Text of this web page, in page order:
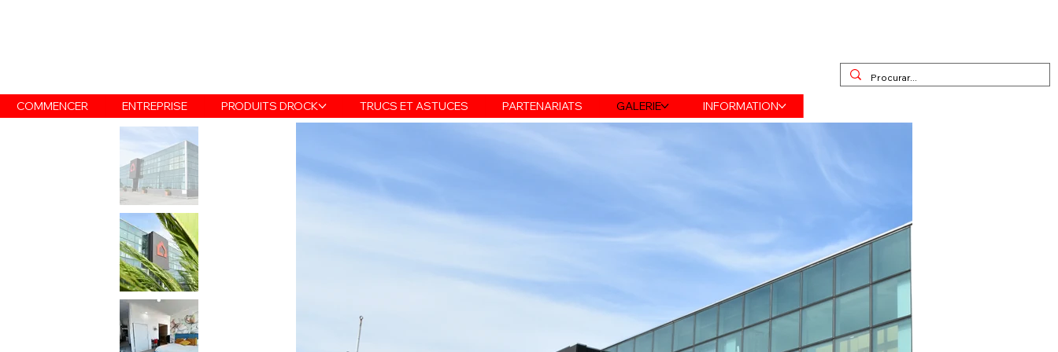
COMMENCER ENTREPRISE PRODUITS DROCK TRUCS ET ASTUCES PARTENARIATS GALERIE INFORMATION